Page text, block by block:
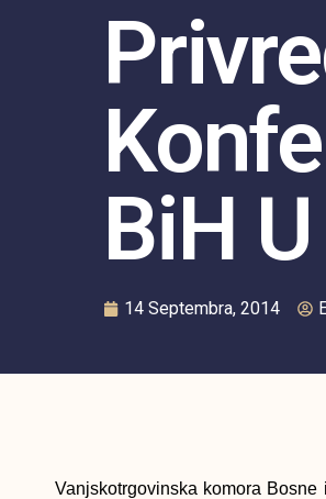
BiH
14 Septembra, 2014
Vanjskotrgovinska komora